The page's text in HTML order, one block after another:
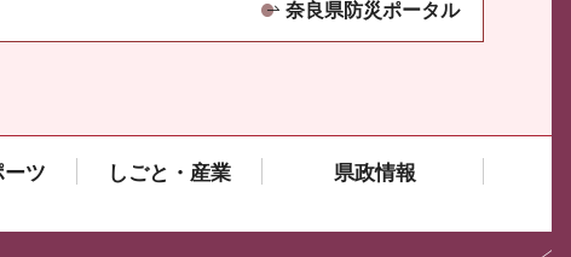
奈良県防災ポータル
ツ しごと・産業 県政情報